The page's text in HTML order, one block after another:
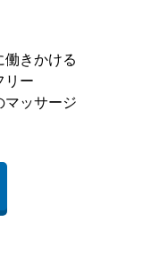
働きかける
リー
マッサージ